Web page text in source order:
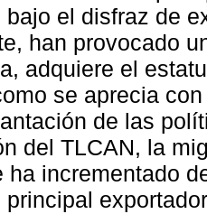
bajo el disfraz de
han provocado
adquiere el
se aprecia
de las
del TLCAN, la
ha incrementado